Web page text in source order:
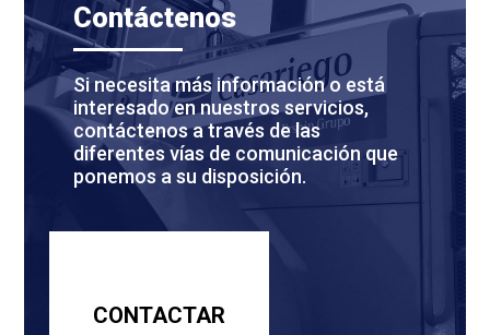
Contáctenos
Si necesita más información o está
interesado en nuestros servicios,
contáctenos a través de las
diferentes vías de comunicación que
ponemos a su disposición.
CONTACTAR